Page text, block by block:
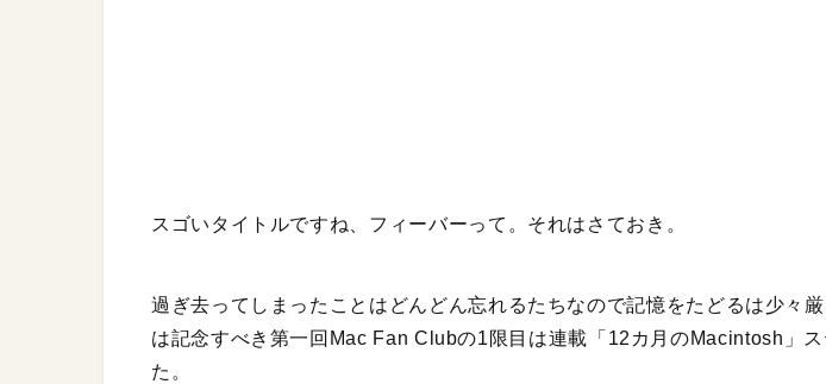
スゴいタイトルですね、フィーバーって。それはさておき。
過ぎ去ってしまったことはどんどん忘れるたちなので記憶をたどるは少々
は記念すべき第一回Mac Fan Clubの1限目は連載「12カ月のMacintosh」ス
た。